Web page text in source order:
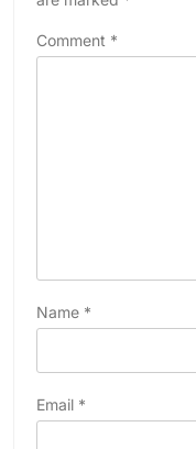
Comment *
Name *
Email *